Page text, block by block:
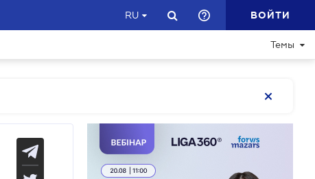
RU ВОЙТИ
Темы